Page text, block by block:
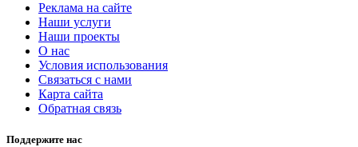
Реклама на сайте
Наши услуги
Наши проекты
О нас
Условия использования
Связаться с нами
Карта сайта
Обратная связь
Поддержите нас